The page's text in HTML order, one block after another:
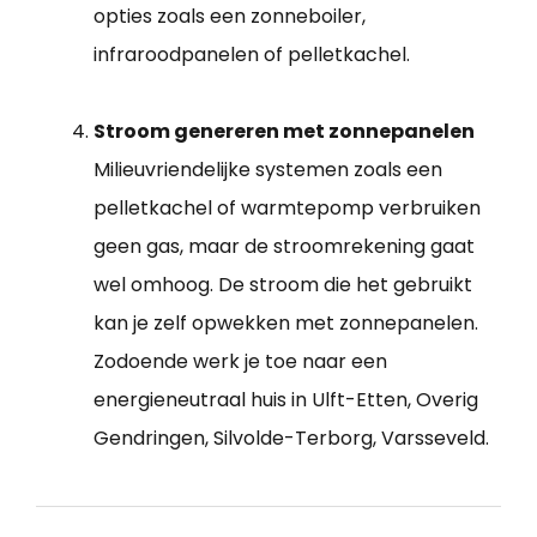
opties zoals een zonneboiler,
infraroodpanelen of pelletkachel.
Stroom genereren met zonnepanelen
Milieuvriendelijke systemen zoals een
pelletkachel of warmtepomp verbruiken
geen gas, maar de stroomrekening gaat
wel omhoog. De stroom die het gebruikt
kan je zelf opwekken met zonnepanelen.
Zodoende werk je toe naar een
energieneutraal huis in Ulft-Etten, Overig
Gendringen, Silvolde-Terborg, Varsseveld.